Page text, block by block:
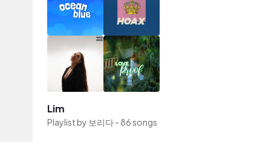
Lim
Playlist by 보리다- 86 songs